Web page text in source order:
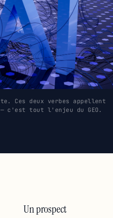
Ces deux verbes appellent
c'est tout l'enjeu du GEO.
Un prospect